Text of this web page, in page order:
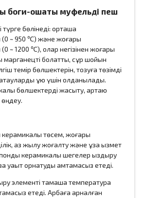
боги-ошақты муфельді пеш
түрге бөлінеді: орташа
(0 ~ 950 ℃) және жоғары
~ 1200 ℃), олар негізінен жоғары
болатты, сұр шойын
темір бөлшектерін, тозуға төзімді
құю үшін қолданылады.
бөлшектерді жасыту, қартаю
төсем, жоғары
аз жылу жоғалту және ұзақ қызмет
керамикалық шегелер қыздыру
уақыт орнатуды қамтамасыз етеді.
элементі тамаша температура
етеді. Арбаға арналған